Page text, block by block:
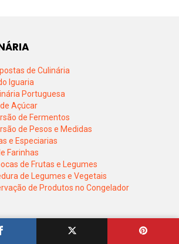
de Culinária
Iguaria
Portuguesa
Açúcar
de Fermentos
de Pesos e Medidas
e Especiarias
Farinhas
de Frutas e Legumes
de Legumes e Vegetais
de Produtos no Congelador